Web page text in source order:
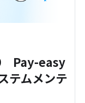
Pay-easy
テムメンテ